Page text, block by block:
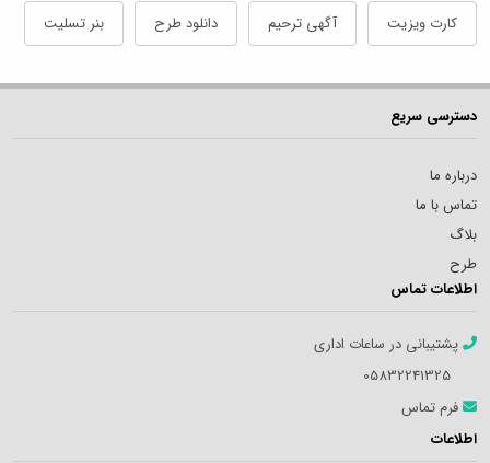
کارت ویزیت آگهی ترحیم دانلود طرح بنر تسلیت
دسترسی سریع
درباره ما
تماس با ما
بلاگ
طرح
اطلاعات تماس
پشتیبانی در ساعات اداری
05832241325
فرم تماس
اطلاعات